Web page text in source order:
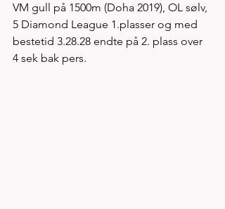
VM gull på 1500m (Doha 2019), OL sølv,
5 Diamond League 1.plasser og med
bestetid 3.28.28 endte på 2. plass over
4 sek bak pers.